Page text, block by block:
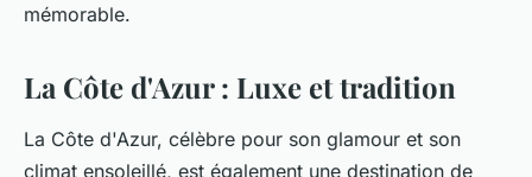
mémorable.
La Côte d'Azur : Luxe et tradition
La Côte d'Azur, célèbre pour son glamour et son
climat ensoleillé, est également une destination de